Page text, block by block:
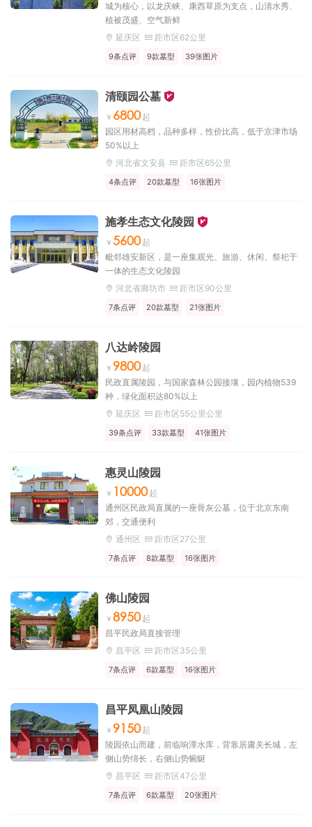
城为核心，以龙庆峡、康西草原为支点，山清水秀、
植被茂盛、空气新鲜
延庆区
距市区62公里
9条点评 9款墓型 39张图片
清颐园公墓
6800
园区用材高档，品种多样，性价比高，低于京津市场
50%以上
河北省文安县
距市区65公里
4条点评 20款墓型 16张图片
施孝生态文化陵园
5600
毗邻雄安新区，是一座集观光、旅游、休闲、祭祀于
一体的生态文化陵园
河北省廊坊市
距市区90公里
7条点评 20款墓型 21张图片
八达岭陵园
9800
民政直属陵园，与国家森林公园接壤，园内植物539
种，绿化面积达80%以上
延庆区
距市区55公里公里
39条点评 33款墓型 41张图片
惠灵山陵园
10000
通州区民政局直属的一座骨灰公墓，位于北京东南
郊，交通便利
通州区
距市区27公里
7条点评 8款墓型 16张图片
佛山陵园
8950
昌平民政局直接管理
昌平区
距市区35公里
7条点评 6款墓型 16张图片
昌平凤凰山陵园
9150
陵园依山而建，前临响潭水库，背靠居庸关长城，左
侧山势绵长，右侧山势蜿蜒
昌平区
距市区47公里
7条点评 6款墓型 20张图片